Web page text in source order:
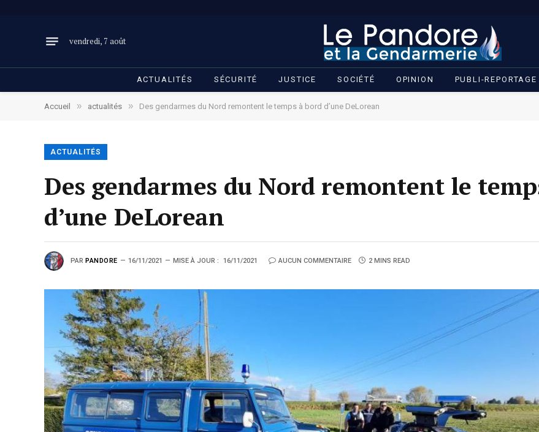
vendredi, 7 août
ACTUALITÉS SÉCURITÉ JUSTICE SOCIÉTÉ OPINION PUBLI-REPORTAGE
Accueil » actualités » Des gendarmes du Nord remontent le temps à bord d’une DeLorean
ACTUALITÉS
Des gendarmes du Nord remontent le
d’une DeLorean
PAR PANDORE 16/11/2021 MISE À JOUR : 16/11/2021 AUCUN COMMENTAIRE 2 MINS READ